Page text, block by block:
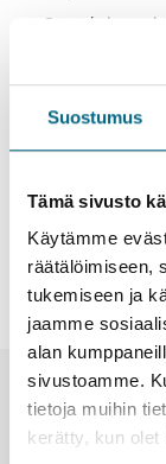
Suostumus
Tämä sivusto
Käytämme
räätälöimiseen,
tukemiseen ja
jaamme
alan
sivustoamme.
tietoja muihin
kerätty, kun olet
Oma laiva -
Euroopan
usein myös
Kristinan
Uutiset ja